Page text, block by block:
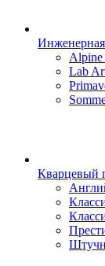
Инженерная
Lab
Кварцевый